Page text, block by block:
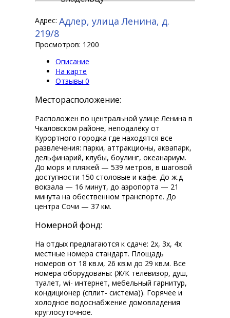
Адрес: Адлер, улица Ленина, д.
219/8
Просмотров: 1200
Описание
На карте
Отзывы 0
Месторасположение:
Расположен по центральной улице Ленина в
Чкаловском районе, неподалёку от
Курортного городка где находятся все
развлечения: парки, аттракционы, аквапарк,
дельфинарий, клубы, боулинг, океанариум.
До моря и пляжей — 539 метров, в шаговой
доступности 150 столовые и кафе. До ж.д
вокзала — 16 минут, до аэропорта — 21
минута на обественном транспорте. До
центра Сочи — 37 км.
Номерной фонд:
На отдых предлагаются к сдаче: 2х, 3х, 4х
местные номера стандарт. Площадь
номеров от 18 кв.м, 26 кв.м до 29 кв.м. Все
номера оборудованы: (Ж/К телевизор, душ,
туалет, wi-fi интернет, мебельный гарнитур,
кондиционер (сплит- система)). Горячее и
холодное водоснабжение домовладения
круглосуточное.